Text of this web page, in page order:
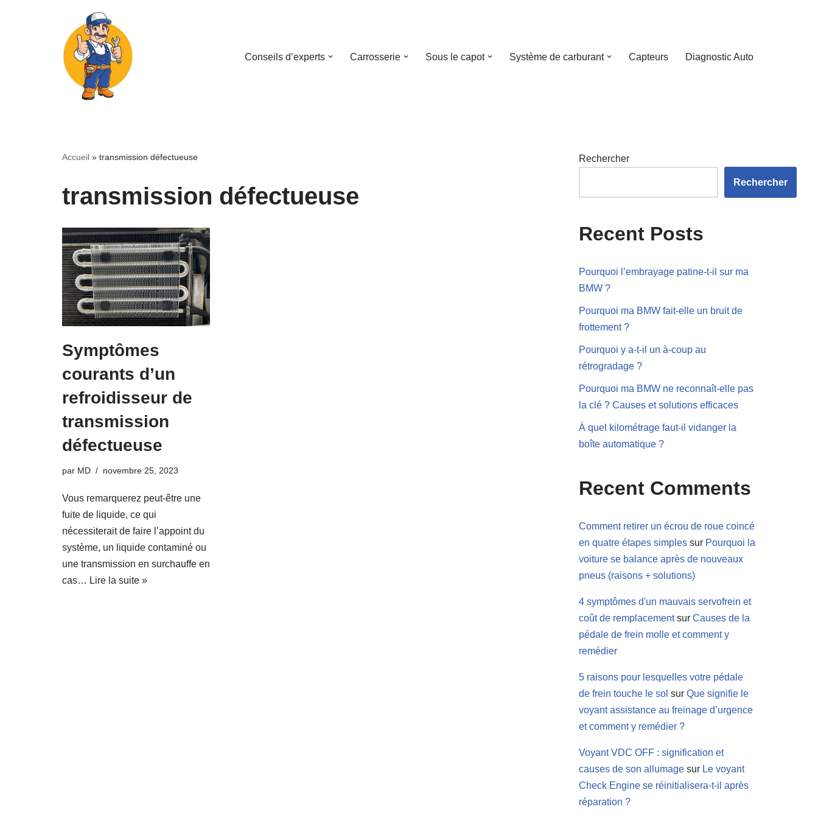
Conseils d’experts Carrosserie Sous le capot Système de carburant Capteurs Diagnostic Auto
Accueil » transmission défectueuse
transmission défectueuse
Symptômes
courants d’un
refroidisseur de
transmission
défectueuse
par MD novembre 25, 2023
Vous remarquerez peut-être une
fuite de liquide, ce qui
nécessiterait de faire l’appoint du
système, un liquide contaminé ou
une transmission en surchauffe en
cas… Lire la suite »
Rechercher
Rechercher
Recent Posts
Pourquoi l’embrayage patine-t-il sur ma
BMW ?
Pourquoi ma BMW fait-elle un bruit de
frottement ?
Pourquoi y a-t-il un à-coup au
rétrogradage ?
Pourquoi ma BMW ne reconnaît-elle pas
la clé ? Causes et solutions efficaces
À quel kilométrage faut-il vidanger la
boîte automatique ?
Recent Comments
Comment retirer un écrou de roue coincé
en quatre étapes simples sur Pourquoi la
voiture se balance après de nouveaux
pneus (raisons + solutions)
4 symptômes d'un mauvais servofrein et
coût de remplacementsur Causes de la
pédale de frein molle et comment y
remédier
5 raisons pour lesquelles votre pédale
de frein touche le sol sur Que signifie le
voyant assistance au freinage d’urgence
et comment y remédier ?
Voyant VDC OFF : signification et
causes de son allumage sur Le voyant
Check Engine se réinitialisera-t-il après
réparation ?